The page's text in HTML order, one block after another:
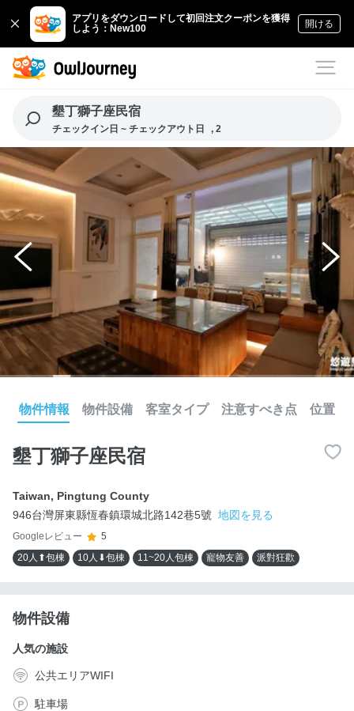
アプリをダウンロードして初回注文クーポンを獲得
しよう：New100
開ける
墾丁獅子座民宿
チェックイン日 ~ チェックアウト日 , 2
物件情報 物件設備 客室タイプ 注意すべき点 位置
墾丁獅子座民宿
Taiwan, Pingtung County
946台灣屏東縣恆春鎮環城北路142巷5號 地図を見る
Googleレビュー
5
20人⬆包棟
10人⬇包棟 11~20人包棟 寵物友善 派對狂歡
物件設備
人気の施設
公共エリアWIFI
駐車場